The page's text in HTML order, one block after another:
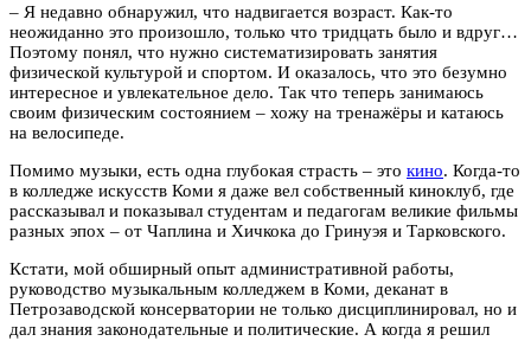
– Я недавно обнаружил, что надвигается возраст. Как-то
неожиданно это произошло, только что тридцать было и вдруг…
Поэтому понял, что нужно систематизировать занятия
физической культурой и спортом. И оказалось, что это безумно
интересное и увлекательное дело. Так что теперь занимаюсь
своим физическим состоянием – хожу на тренажёры и катаюсь
на велосипеде.
Помимо музыки, есть одна глубокая страсть – это кино. Когда-то
в колледже искусств Коми я даже вел собственный киноклуб, где
рассказывал и показывал студентам и педагогам великие фильмы
разных эпох – от Чаплина и Хичкока до Гринуэя и Тарковского.
Кстати, мой обширный опыт административной работы,
руководство музыкальным колледжем в Коми, деканат в
Петрозаводской консерватории не только дисциплинировал, но и
дал знания законодательные и политические. А когда я решил